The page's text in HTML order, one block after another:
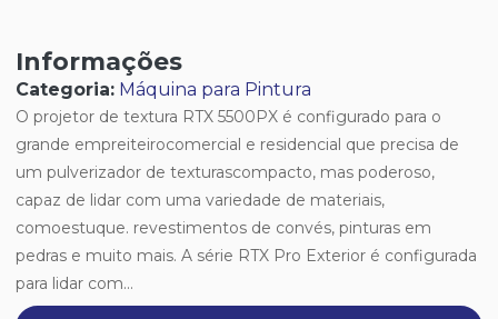
Informações
Categoria: Máquina para Pintura
O projetor de textura RTX 5500PX é configurado para o
grande empreiteirocomercial e residencial que precisa de
um pulverizador de texturascompacto, mas poderoso,
capaz de lidar com uma variedade de materiais,
comoestuque. revestimentos de convés, pinturas em
pedras e muito mais. A série RTX Pro Exterior é configurada
para lidar com...